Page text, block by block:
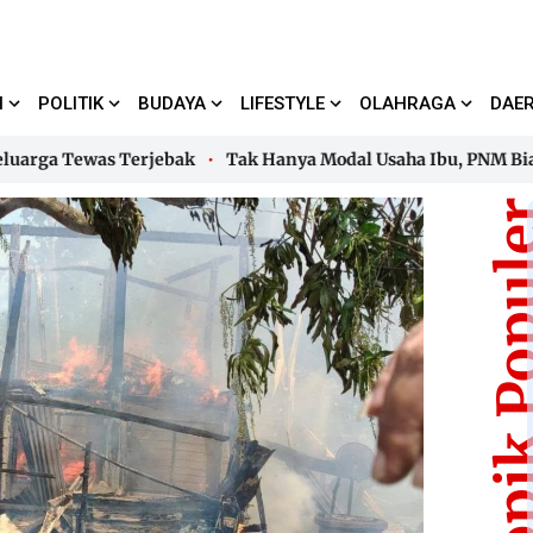
POLITIK BUDAYA LIFESTYLE OLAHRAGA
Tewas Terjebak Tak Hanya Modal Usaha Ibu, PNM Biayai
Tewas Terjebak Tak Hanya Modal Usaha Ibu, PNM Biayai